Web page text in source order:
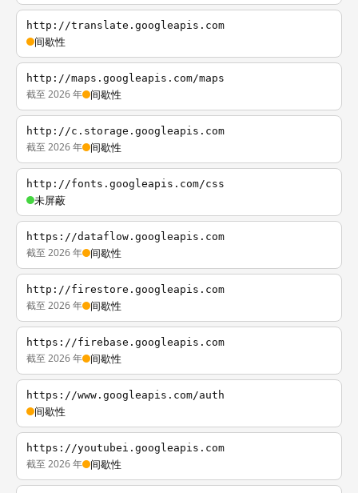
http://translate.googleapis.com
间歇性
http://maps.googleapis.com/maps
截至 2026 年 间歇性
http://c.storage.googleapis.com
截至 2026 年 间歇性
http://fonts.googleapis.com/css
未屏蔽
https://dataflow.googleapis.com
截至 2026 年 间歇性
http://firestore.googleapis.com
截至 2026 年 间歇性
https://firebase.googleapis.com
截至 2026 年 间歇性
https://www.googleapis.com/auth
间歇性
https://youtubei.googleapis.com
截至 2026 年 间歇性